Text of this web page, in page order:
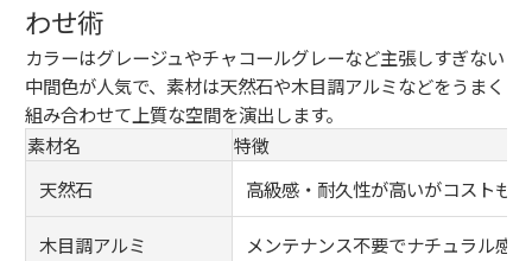
わせ術
カラーはグレージュやチャコールグレーなど主張しすぎない
中間色が人気で、素材は天然石や木目調アルミなどをうまく
組み合わせて上質な空間を演出します。
素材名
特徴
天然石
高級感・耐久性が高いがコストも
木目調アルミ メンテナンス不要でナチュラル感